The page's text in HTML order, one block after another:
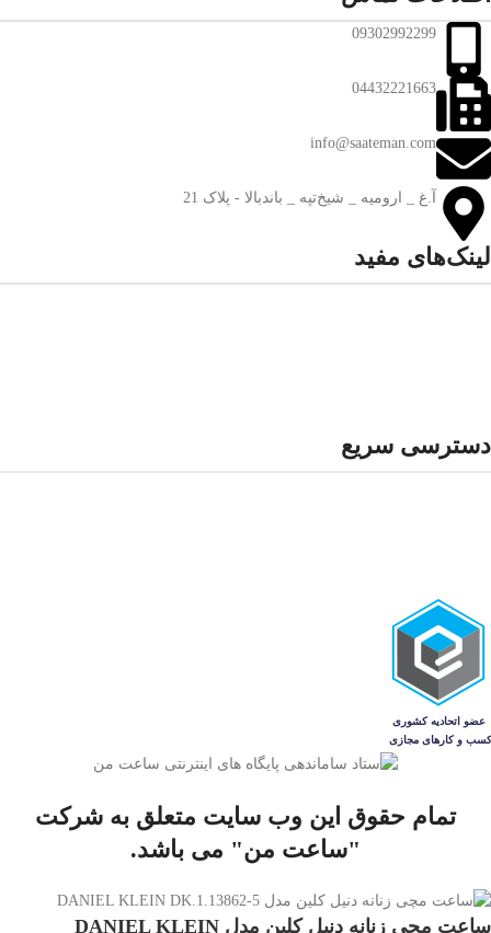
09302992299
04432221663
info@saateman.com
آ.غ _ ارومیه _ شیخ‌تپه _ باند‌بالا - پلاک 21
لینک‌های مفید
دسترسی سریع
تمام حقوق این وب سایت متعلق به شرکت
"ساعت من" می باشد.
ساعت مچی زنانه دنیل کلین مدل DANIEL KLEIN